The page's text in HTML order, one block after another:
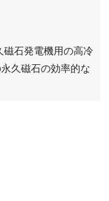
石発電機用の高冷
久磁石の効率的な